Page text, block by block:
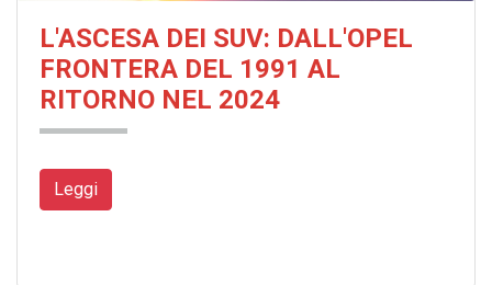
L'ASCESA DEI SUV: DALL'OPEL
FRONTERA DEL 1991 AL
RITORNO NEL 2024
Leggi